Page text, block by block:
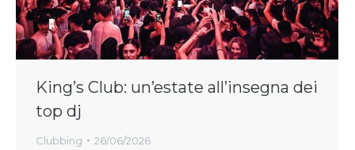
King’s Club: un’estate all’insegna dei
top dj
Clubbing 26/06/2026